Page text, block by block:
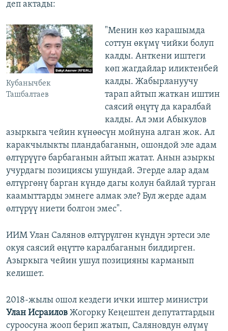
деп актады:
Кубанычбек
Ташбалтаев
"Менин көз карашымда
соттун өкүмү чийки болуп
калды. Анткени иштеги
көп жагдайлар иликтенбей
калды. Жабырлануучу
тарап айтып жаткан иштин
саясий өңүтү да каралбай
калды. Ал эми Абыкулов
азыркыга чейин күнөөсүн мойнуна алган жок. Ал
каракчылыкты пландабаганын, ошондой эле адам
өлтүрүүгө барбаганын айтып жатат. Анын азыркы
учурдагы позициясы ушундай. Эгерде алар адам
өлтүргөнү барган күндө дагы колун байлай турган
каамыттарды эмнеге алмак эле? Бул жерде адам
өлтүрүү ниети болгон эмес".
ИИМ Улан Салянов өлтүрүлгөн күндүн эртеси эле
окуя саясий өңүттө каралбаганын билдирген.
Азыркыга чейин ушул позицияны карманып
келишет.
2018-жылы ошол кездеги ички иштер министри
Улан Исраилов Жогорку Кеңештен депутаттардын
суроосуна жооп берип жатып, Саляновдун өлүмү